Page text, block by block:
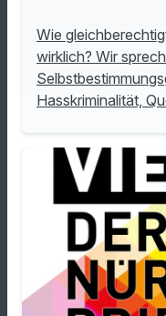
Wie
wirklich? Wir
Hasskriminalität,